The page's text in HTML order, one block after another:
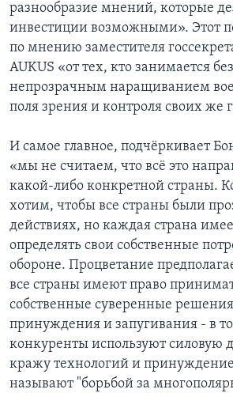
разнообразие мнений, которые
инвестиции возможными». Этот
по мнению заместителя
AUKUS «от тех, кто занимается
непрозрачным наращиванием
поля зрения и контроля своих же
И самое главное, подчёркивает
«мы не считаем, что всё это
какой-либо конкретной страны.
хотим, чтобы все страны были
действиях, но каждая страна
определять свои собственные
обороне. Процветание
все страны имеют право
собственные суверенные
принуждения и запугивания - в
конкуренты используют силовую
кражу технологий и
называют "борьбой за